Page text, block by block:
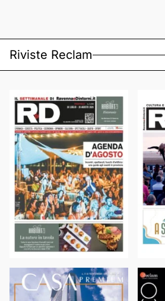
Riviste Reclam